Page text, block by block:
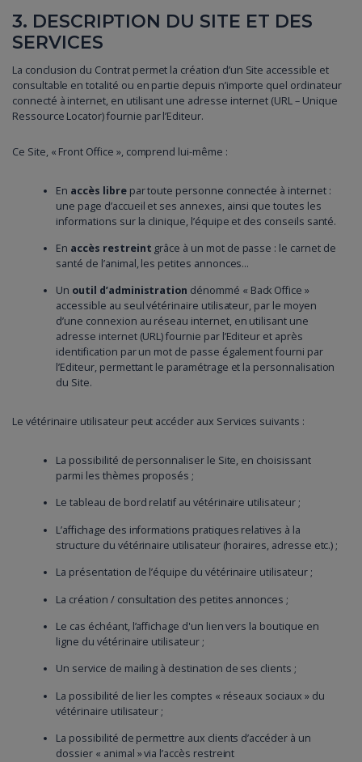
3. DESCRIPTION DU SITE ET DES
SERVICES
La conclusion du Contrat permet la création d’un Site accessible et
consultable en totalité ou en partie depuis n’importe quel ordinateur
connecté à internet, en utilisant une adresse internet (URL – Unique
Ressource Locator) fournie par l’Editeur.
Ce Site, « Front Office », comprend lui-même :
En accès librepar toute personne connectée à internet :
une page d’accueil et ses annexes, ainsi que toutes les
informations sur la clinique, l’équipe et des conseils santé.
En accès restreint grâce à un mot de passe : le carnet de
santé de l’animal, les petites annonces…
Un outil d’administration dénommé « Back Office »
accessible au seul vétérinaire utilisateur, par le moyen
d’une connexion au réseau internet, en utilisant une
adresse internet (URL) fournie par l’Editeur et après
identification par un mot de passe également fourni par
l’Editeur, permettant le paramétrage et la personnalisation
du Site.
Le vétérinaire utilisateur peut accéder aux Services suivants :
La possibilité de personnaliser le Site, en choisissant
parmi les thèmes proposés ;
Le tableau de bord relatif au vétérinaire utilisateur ;
L’affichage des informations pratiques relatives à la
structure du vétérinaire utilisateur (horaires, adresse etc.) ;
La présentation de l’équipe du vétérinaire utilisateur ;
La création / consultation des petites annonces ;
Le cas échéant, l’affichage d'un lien vers la boutique en
ligne du vétérinaire utilisateur ;
Un service de mailing à destination de ses clients ;
La possibilité de lier les comptes « réseaux sociaux » du
vétérinaire utilisateur ;
La possibilité de permettre aux clients d’accéder à un
dossier « animal » via l’accès restreint